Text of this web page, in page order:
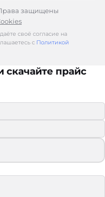
защищены
своё согласие на
с Политикой
скачайте прайс